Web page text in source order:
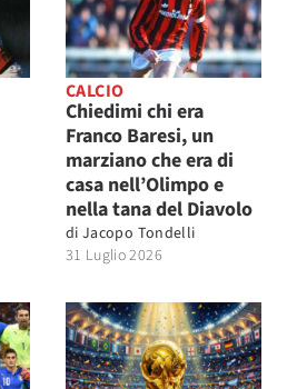
CALCIO
Chiedimi chi era
Franco Baresi, un
marziano che era di
casa nell’Olimpo e
nella tana del Diavolo
di Jacopo Tondelli
31 Luglio 2026